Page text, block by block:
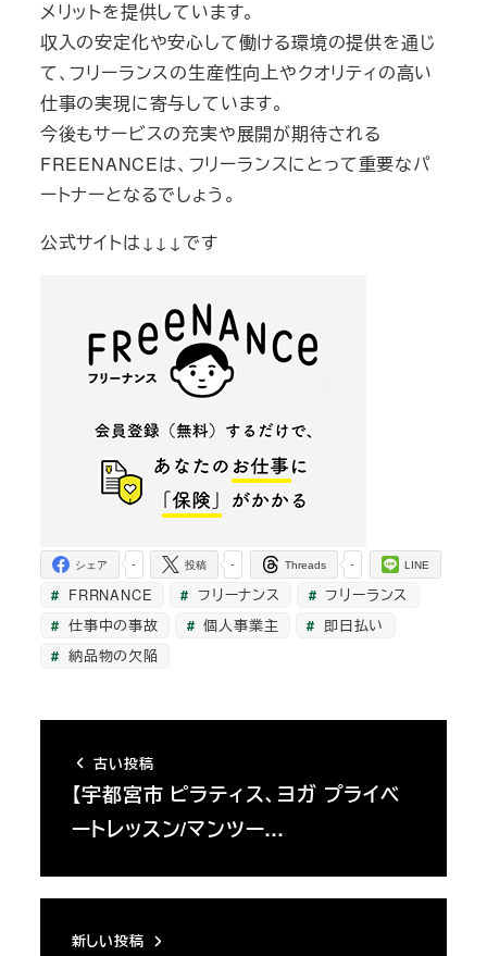
メリットを提供しています。
収入の安定化や安心して働ける環境の提供を通じ
て、フリーランスの生産性向上やクオリティの高い
仕事の実現に寄与しています。
今後もサービスの充実や展開が期待される
FREENANCEは、フリーランスにとって重要なパ
ートナーとなるでしょう。
公式サイトは↓↓↓です
-
シェア -
投稿 -
Threads LINE
FRRNANCE フリーナンス
フリーランス
仕事中の事故
個人事業主
即日払い
納品物の欠陥
古い投稿
【宇都宮市 ピラティス、ヨガ プライベ
ートレッスン/マンツー…
新しい投稿